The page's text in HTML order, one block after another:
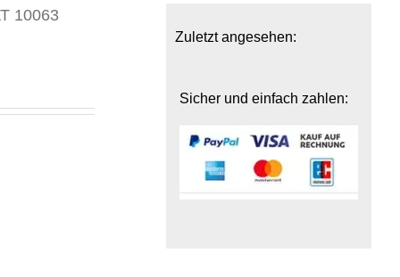
10063
Zuletzt angesehen:
Sicher und einfach zahlen: